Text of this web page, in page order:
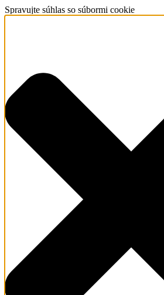
Spravujte súhlas so súbormi cookie